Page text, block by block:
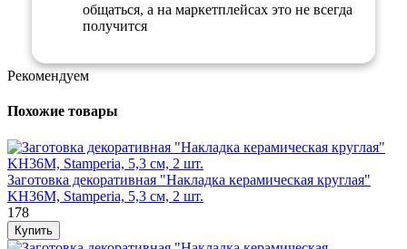
общаться, а на маркетплейсах это не всегда
получится
Рекомендуем
Похожие товары
Заготовка декоративная "Накладка керамическая круглая"
KH36M, Stamperia, 5,3 см, 2 шт.
178